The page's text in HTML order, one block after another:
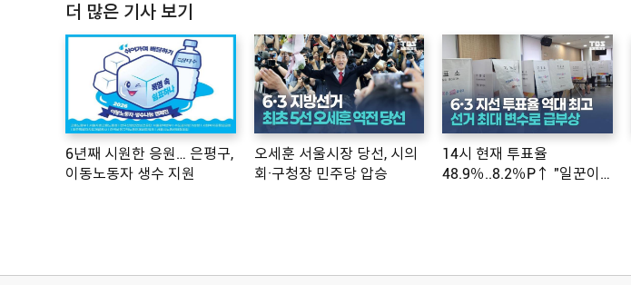
더 많은 기사 보기
6년째 시원한 응원… 은평구,
이동노동자 생수 지원
오세훈 서울시장 당선, 시의
회·구청장 민주당 압승
14시 현재 투표율
48.9％..8.2％P↑ "일꾼이